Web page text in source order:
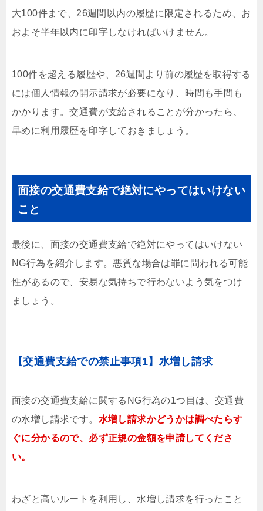
大100件まで、26週間以内の履歴に限定されるため、お
およそ半年以内に印字しなければいけません。
100件を超える履歴や、26週間より前の履歴を取得する
には個人情報の開示請求が必要になり、時間も手間も
かかります。交通費が支給されることが分かったら、
早めに利用履歴を印字しておきましょう。
面接の交通費支給で絶対にやってはいけない
こと
最後に、面接の交通費支給で絶対にやってはいけない
NG行為を紹介します。悪質な場合は罪に問われる可能
性があるので、安易な気持ちで行わないよう気をつけ
ましょう。
【交通費支給での禁止事項1】水増し請求
面接の交通費支給に関するNG行為の1つ目は、交通費
の水増し請求です。 水増し請求かどうかは調べたらす
ぐに分かるので、必ず正規の金額を申請してくださ
い。
わざと高いルートを利用し、水増し請求を行ったこと